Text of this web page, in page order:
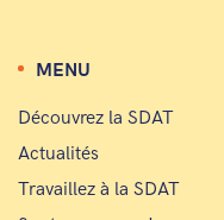
MENU
Découvrez la SDAT
Actualités
Travaillez à la SDAT